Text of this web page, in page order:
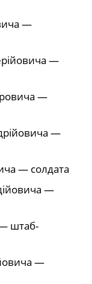
—
—
—
—
— солдата
—
штаб-
—